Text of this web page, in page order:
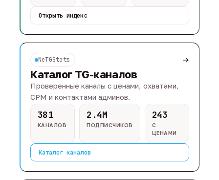
Открыть индекс
NeTGStats →
Каталог TG-каналов
Проверенные каналы с ценами, охватами,
CPM и контактами админов.
381
КАНАЛОВ
2.4M
ПОДПИСЧИКОВ
243
С
ЦЕНАМИ
Каталог каналов